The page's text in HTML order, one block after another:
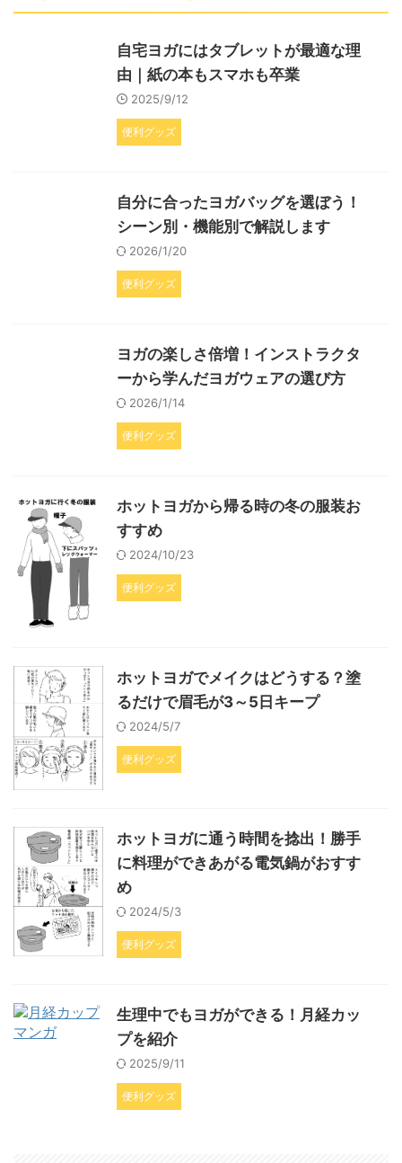
自宅ヨガにはタブレットが最適な理
由｜紙の本もスマホも卒業
2025/9/12
便利グッズ
自分に合ったヨガバッグを選ぼう！
シーン別・機能別で解説します
2026/1/20
便利グッズ
ヨガの楽しさ倍増！インストラクタ
ーから学んだヨガウェアの選び方
2026/1/14
便利グッズ
ホットヨガから帰る時の冬の服装お
すすめ
2024/10/23
便利グッズ
ホットヨガでメイクはどうする？塗
るだけで眉毛が3～5日キープ
2024/5/7
便利グッズ
ホットヨガに通う時間を捻出！勝手
に料理ができあがる電気鍋がおすす
め
2024/5/3
便利グッズ
生理中でもヨガができる！月経カッ
プを紹介
2025/9/11
便利グッズ